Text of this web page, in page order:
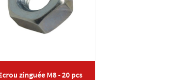
zinguée M8 - 20 pcs